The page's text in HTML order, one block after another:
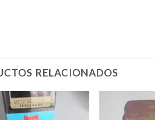
RELACIONADOS